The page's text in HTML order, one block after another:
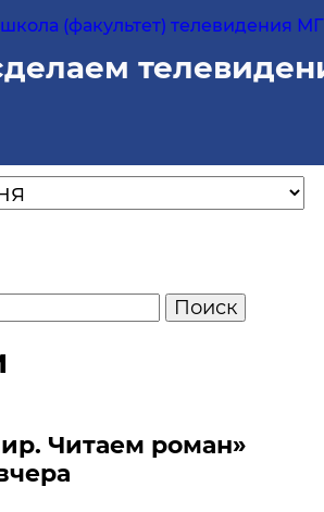
(факультет) телевидения
Читаем роман»